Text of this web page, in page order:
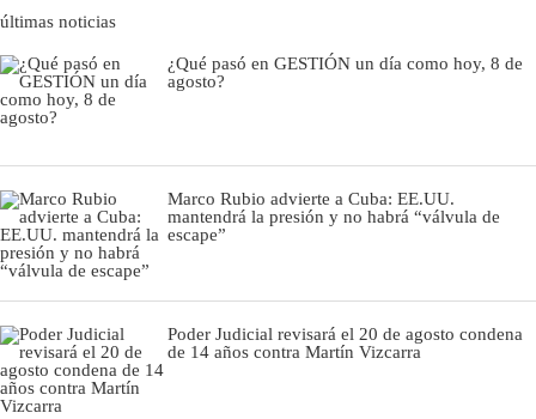
últimas noticias
¿Qué pasó en GESTIÓN un día como hoy, 8 de
agosto?
Marco Rubio advierte a Cuba: EE.UU.
mantendrá la presión y no habrá “válvula de
escape”
Poder Judicial revisará el 20 de agosto condena
de 14 años contra Martín Vizcarra